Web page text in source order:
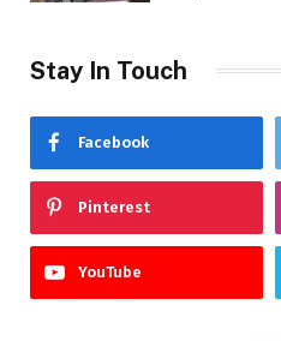
Stay In Touch
Facebook
Pinterest
YouTube